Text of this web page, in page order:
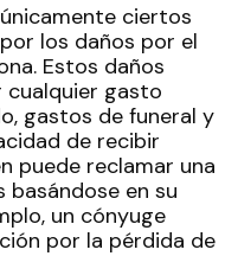
ciertos
los daños por el
Estos daños
cualquier gasto
gastos de funeral y
de recibir
puede reclamar una
en su
un cónyuge
por la pérdida de